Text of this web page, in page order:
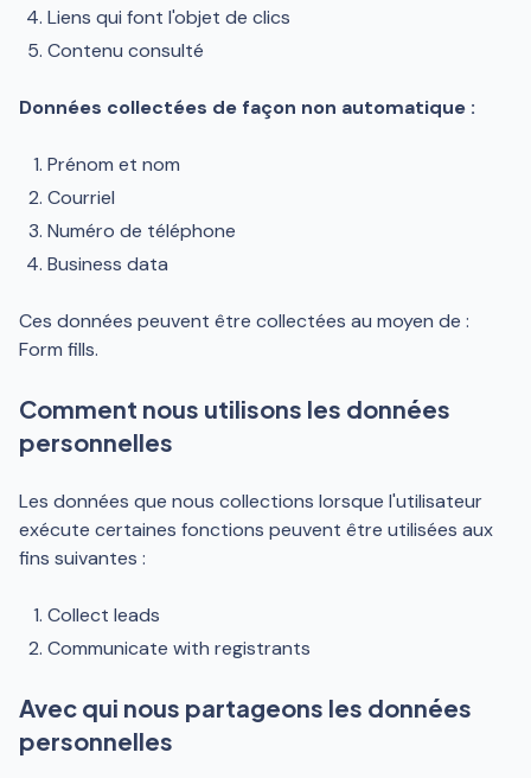
Liens qui font l'objet de clics
Contenu consulté
Données collectées de façon non automatique :
Prénom et nom
Courriel
Numéro de téléphone
Business data
Ces données peuvent être collectées au moyen de :
Form fills.
Comment nous utilisons les données
personnelles
Les données que nous collections lorsque l'utilisateur
exécute certaines fonctions peuvent être utilisées aux
fins suivantes :
Collect leads
Communicate with registrants
Avec qui nous partageons les données
personnelles